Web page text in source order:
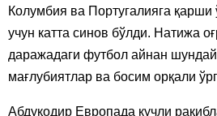
Колумбия ва Португалияга қарши
учун катта синов бўлди. Натижа
даражадаги футбол айнан
мағлубиятлар ва босим орқали
Абдуқодир Европада кучли